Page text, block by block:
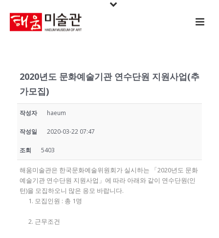
2020년도 문화예술기관 연수단원 지원사업(추
가모집)
작성자 haeum
작성일 2020-03-22 07:47
조회 5403
해움미술관은 한국문화예술위원회가 실시하는 「2020년도 문화
예술기관 연수단원 지원사업」에 따라 아래와 같이 연수단원(인
턴)을 모집하오니 많은 응모 바랍니다.
모집인원 : 총 1명
근무조건